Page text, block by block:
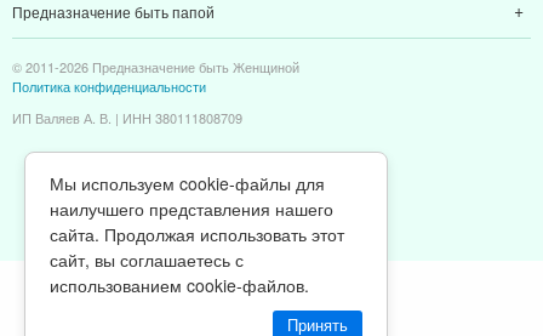
Предназначение быть папой
© 2011-2026 Предназначение быть Женщиной
Политика конфиденциальности
ИП Валяев А. В. | ИНН 380111808709
Мы используем cookie-файлы для
наилучшего представления нашего
сайта. Продолжая использовать этот
сайт, вы соглашаетесь с
использованием cookie-файлов.
Принять